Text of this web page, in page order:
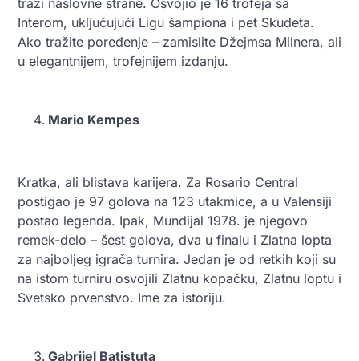
Interom, uključujući Ligu šampiona i pet Skudeta.
Ako tražite poređenje – zamislite Džejmsa Milnera, ali
u elegantnijem, trofejnijem izdanju.
Mario Kempes
Kratka, ali blistava karijera. Za Rosario Central
postigao je 97 golova na 123 utakmice, a u Valensiji
postao legenda. Ipak, Mundijal 1978. je njegovo
remek-delo – šest golova, dva u finalu i Zlatna lopta
za najboljeg igrača turnira. Jedan je od retkih koji su
na istom turniru osvojili Zlatnu kopačku, Zlatnu loptu i
Svetsko prvenstvo. Ime za istoriju.
Gabrijel Batistuta